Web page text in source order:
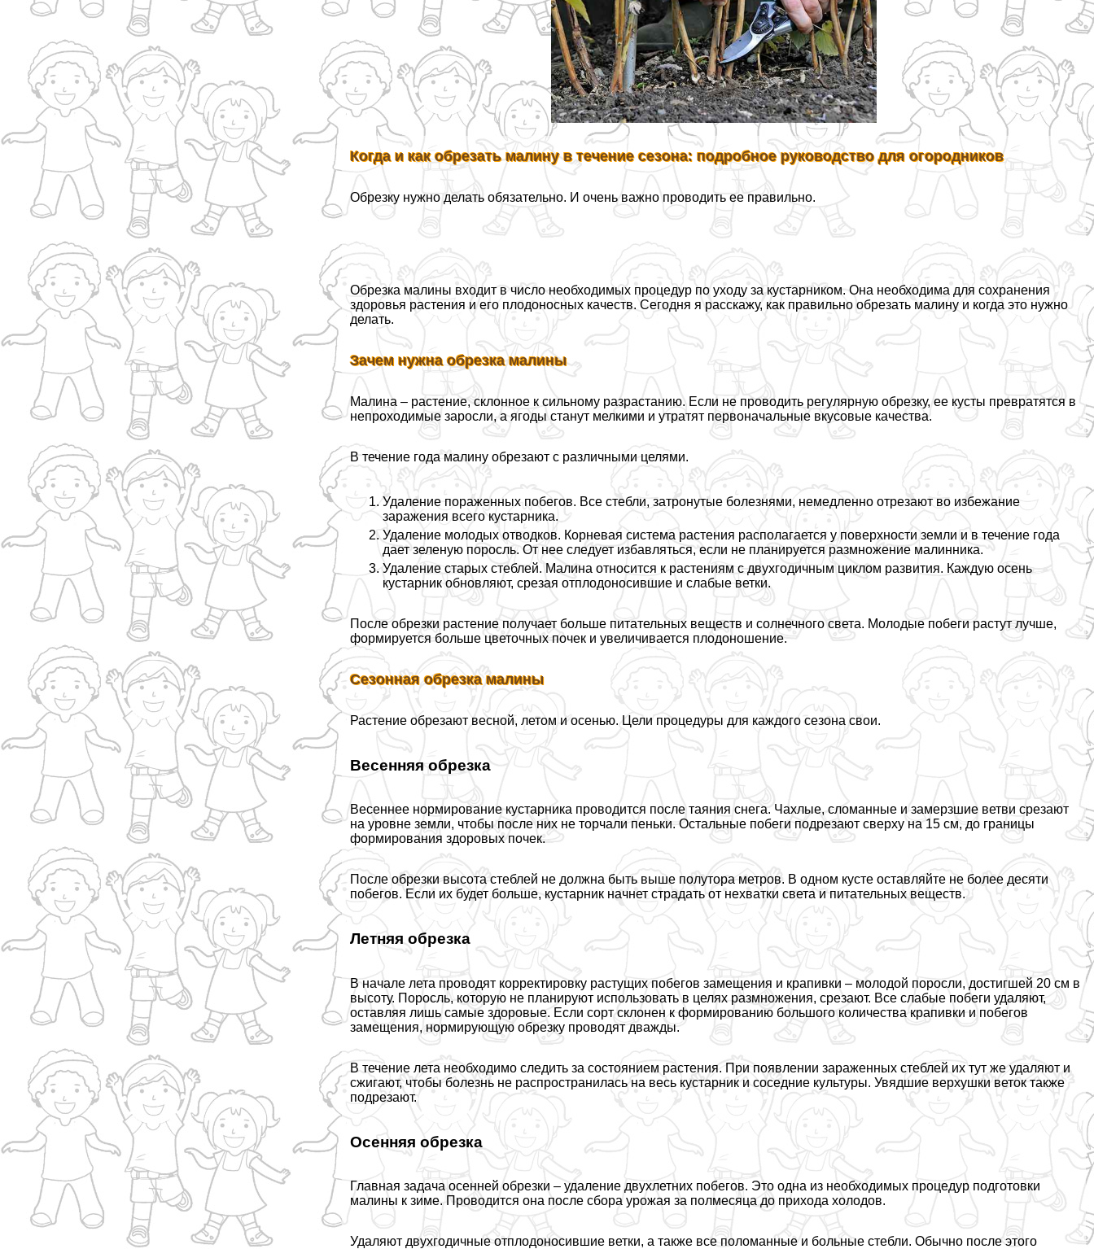
Когда и как обрезать малину в течение сезона: подробное руководство для огородников
Обрезку нужно делать обязательно. И очень важно проводить ее правильно.
Обрезка малины входит в число необходимых процедур по уходу за кустарником. Она необходима для сохранения
здоровья растения и его плодоносных качеств. Сегодня я расскажу, как правильно обрезать малину и когда это нужно
делать.
Зачем нужна обрезка малины
Малина – растение, склонное к сильному разрастанию. Если не проводить регулярную обрезку, ее кусты превратятся в
непроходимые заросли, а ягоды станут мелкими и утратят первоначальные вкусовые качества.
В течение года малину обрезают с различными целями.
Удаление пораженных побегов. Все стeбли, затронутые болезнями, немедленно отрезают во избежание
заражения всего кустарника.
Удаление молодых отводков. Корневая система растения располагается у поверхности земли и в течение года
дает зеленую поросль. От нее следует избавляться, если не планируется размножение малинника.
Удаление старых стeблей. Малина относится к растениям с двухгодичным циклом развития. Каждую осень
кустарник обновляют, срезая отплодоносившие и слабые ветки.
После обрезки растение получает больше питательных веществ и солнечного света. Молодые побеги растут лучше,
формируется больше цветочных почек и увеличивается плодоношение.
Сезонная обрезка малины
Растение обрезают весной, летом и осенью. Цели процедуры для каждого сезона свои.
Весенняя обрезка
Весеннее нормирование кустарника проводится после таяния снега. Чахлые, сломанные и замерзшие ветви срезают
на уровне земли, чтобы после них не торчали пеньки. Остальные побеги подрезают сверху на 15 см, до границы
формирования здоровых почек.
После обрезки высота стeблей не должна быть выше полутора метров. В одном кусте оставляйте не более десяти
побегов. Если их будет больше, кустарник начнет страдать от нехватки света и питательных веществ.
Летняя обрезка
В начале лета проводят корректировку растущих побегов замещения и крапивки – молодой поросли, достигшей 20 см в
высоту. Поросль, которую не планируют использовать в целях размножения, срезают. Все слабые побеги удаляют,
оставляя лишь самые здоровые. Если сорт склонен к формированию большого количества крапивки и побегов
замещения, нормирующую обрезку проводят дважды.
В течение лета необходимо следить за состоянием растения. При появлении зараженных стeблей их тут же удаляют и
сжигают, чтобы болезнь не распространилась на весь кустарник и соседние культуры. Увядшие верхушки веток также
подрезают.
Осенняя обрезка
Главная задача осенней обрезки – удаление двухлетних побегов. Это одна из необходимых процедур подготовки
малины к зиме. Проводится она после сбора урожая за полмесяца до прихода холодов.
Удаляют двухгодичные отплодоносившие ветки, а также все поломанные и больные стeбли. Обычно после этого